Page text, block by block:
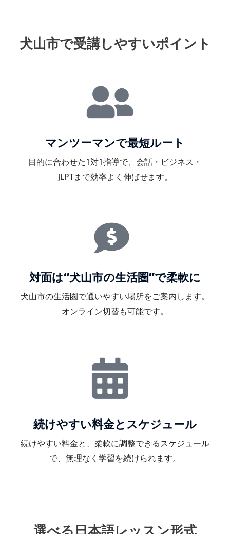
犬山市で受講しやすいポイント
マンツーマンで最短ルート
目的に合わせた1対1指導で、会話・ビジネス・
JLPTまで効率よく伸ばせます。
対面は“犬山市の生活圏”で柔軟に
犬山市の生活圏で通いやすい場所をご案内します。
オンライン切替も可能です。
続けやすい料金とスケジュール
続けやすい料金と、柔軟に調整できるスケジュール
で、無理なく学習を続けられます。
選べる日本語レッスン形式